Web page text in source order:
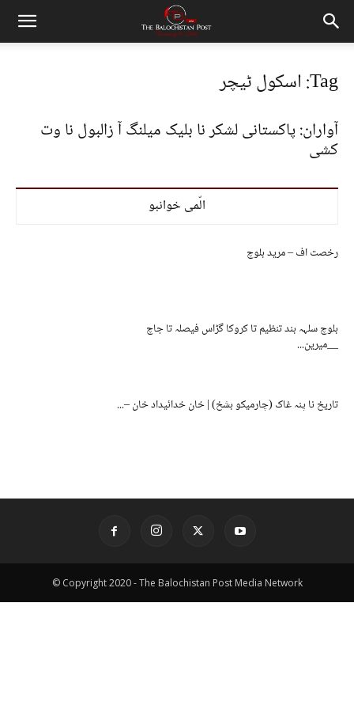
Tag: اسکول ٹیچر
آواران: پاکستانی لشکر نا بلیک میلنگ آ زالبول نا وت
کشی
الّمی خوانبو
رخصت اف – مرید بلوچ
بلوچ سلہہ بند تنظیم تا کروکا گڑاس فیصلہ تا جاچ
__میرین...
تاریخ نا پنہ غاک (چارمیکو بشخ) | خان خدائیداد خان –...
© Copyright 2020 - The Balochistan Post Media Network